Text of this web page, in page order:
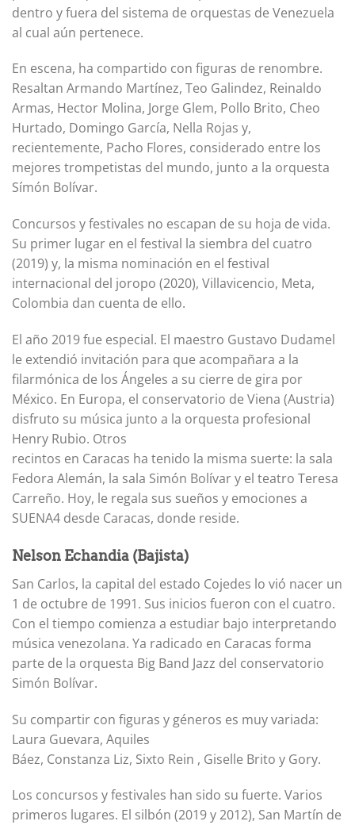
dentro y fuera del sistema de orquestas de Venezuela
al cual aún pertenece.
En escena, ha compartido con figuras de renombre.
Resaltan Armando Martínez, Teo Galindez, Reinaldo
Armas, Hector Molina, Jorge Glem, Pollo Brito, Cheo
Hurtado, Domingo García, Nella Rojas y,
recientemente, Pacho Flores, considerado entre los
mejores trompetistas del mundo, junto a la orquesta
Símón Bolívar.
Concursos y festivales no escapan de su hoja de vida.
Su primer lugar en el festival la siembra del cuatro
(2019) y, la misma nominación en el festival
internacional del joropo (2020), Villavicencio, Meta,
Colombia dan cuenta de ello.
El año 2019 fue especial. El maestro Gustavo Dudamel
le extendió invitación para que acompañara a la
filarmónica de los Ángeles a su cierre de gira por
México. En Europa, el conservatorio de Viena (Austria)
disfruto su música junto a la orquesta profesional
Henry Rubio. Otros
recintos en Caracas ha tenido la misma suerte: la sala
Fedora Alemán, la sala Simón Bolívar y el teatro Teresa
Carreño. Hoy, le regala sus sueños y emociones a
SUENA4 desde Caracas, donde reside.
Nelson Echandia (Bajista)
San Carlos, la capital del estado Cojedes lo vió nacer un
1 de octubre de 1991. Sus inicios fueron con el cuatro.
Con el tiempo comienza a estudiar bajo interpretando
música venezolana. Ya radicado en Caracas forma
parte de la orquesta Big Band Jazz del conservatorio
Simón Bolívar.
Su compartir con figuras y géneros es muy variada:
Laura Guevara, Aquiles
Báez, Constanza Liz, Sixto Rein , Giselle Brito y Gory.
Los concursos y festivales han sido su fuerte. Varios
primeros lugares. El silbón (2019 y 2012), San Martín de